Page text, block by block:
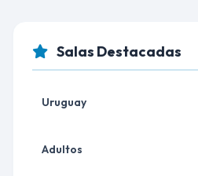
Salas Destacadas
Uruguay
Adultos